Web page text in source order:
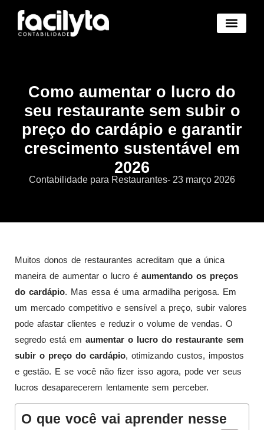
Como aumentar o lucro do
seu restaurante sem subir o
preço do cardápio e garantir
crescimento sustentável em
2026
Contabilidade para Restaurantes- 23 março 2026
Muitos donos de restaurantes acreditam que a única
maneira de aumentar o lucro é aumentando os preços
do cardápio. Mas essa é uma armadilha perigosa. Em
um mercado competitivo e sensível a preço, subir valores
pode afastar clientes e reduzir o volume de vendas. O
segredo está em aumentar o lucro do restaurante sem
subir o preço do cardápio, otimizando custos, impostos
e gestão. E se você não fizer isso agora, pode ver seus
lucros desaparecerem lentamente sem perceber.
O que você vai aprender nesse